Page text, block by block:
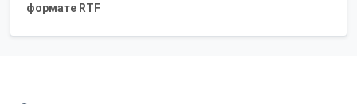
формате RTF